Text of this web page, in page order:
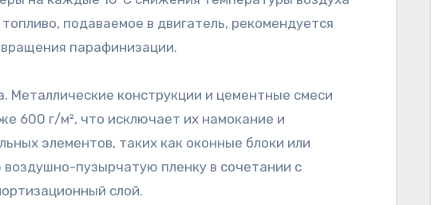
подаваемое в двигатель, рекомендуется
парафинизации.
Металлические конструкции и цементные смеси
600 г/м², что исключает их намокание и
элементов, таких как оконные блоки или
пузырчатую пленку в сочетании с
слой.